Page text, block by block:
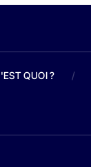
QUOI ? /